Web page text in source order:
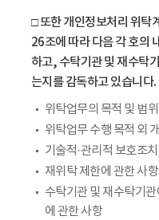
□ 또한 개인정보처리 위탁
26조에 따라 다음 각 호의
하고, 수탁기관 및 재수탁
는지를 감독하고 있습니다.
위탁업무의 목적 및 범위
위탁업무 수행 목적 외
기술적·관리적 보호조
재위탁 제한에 관한 사항
수탁기관 및 재수탁기
에 관한 사항